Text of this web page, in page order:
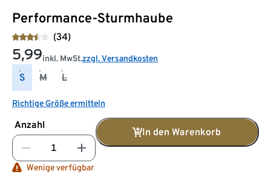
Performance-Sturmhaube
(34)
5,99inkl. MwSt.zzgl. Versandkosten
S M L
Richtige Größe ermitteln
Anzahl
In den Warenkorb
Wenige verfügbar